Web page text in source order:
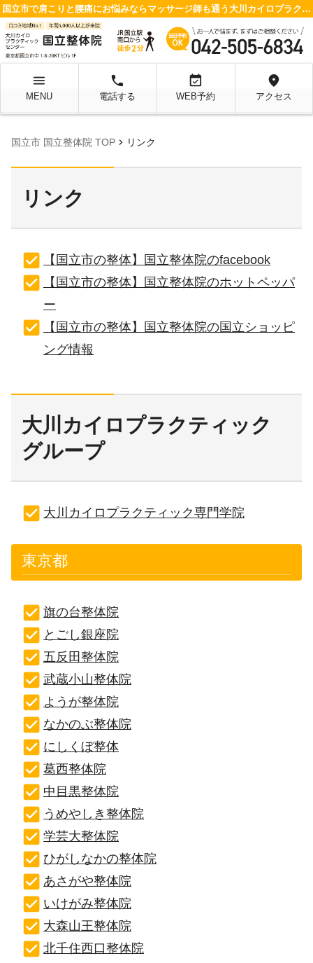
国立市で肩こりと腰痛にお悩みならマッサージ師も通う大川カイロプラクティックセンター 国立整体院へ
menu
MENU
local_phone
電話する
event_available
WEB予約
location_on
アクセス
国立市 国立整体院 TOP chevron_right リンク
リンク
【国立市の整体】国立整体院のfacebook
【国立市の整体】国立整体院のホットペッパ
ー
【国立市の整体】国立整体院の国立ショッピ
ング情報
大川カイロプラクティック
グループ
大川カイロプラクティック専門学院
東京都
旗の台整体院
とごし銀座院
五反田整体院
武蔵小山整体院
ようが整体院
なかのぶ整体院
にしくぼ整体
葛西整体院
中目黒整体院
うめやしき整体院
学芸大整体院
ひがしなかの整体院
あさがや整体院
いけがみ整体院
大森山王整体院
北千住西口整体院